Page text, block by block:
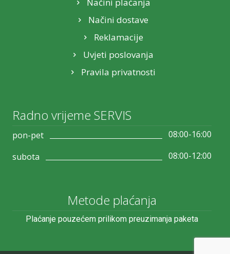
Načini plaćanja
Načini dostave
Reklamacije
Uvjeti poslovanja
Pravila privatnosti
Radno vrijeme SERVIS
pon-pet
08:00-16:00
subota
08:00-12:00
Metode plaćanja
Plaćanje pouzećem prilikom preuzimanja paketa